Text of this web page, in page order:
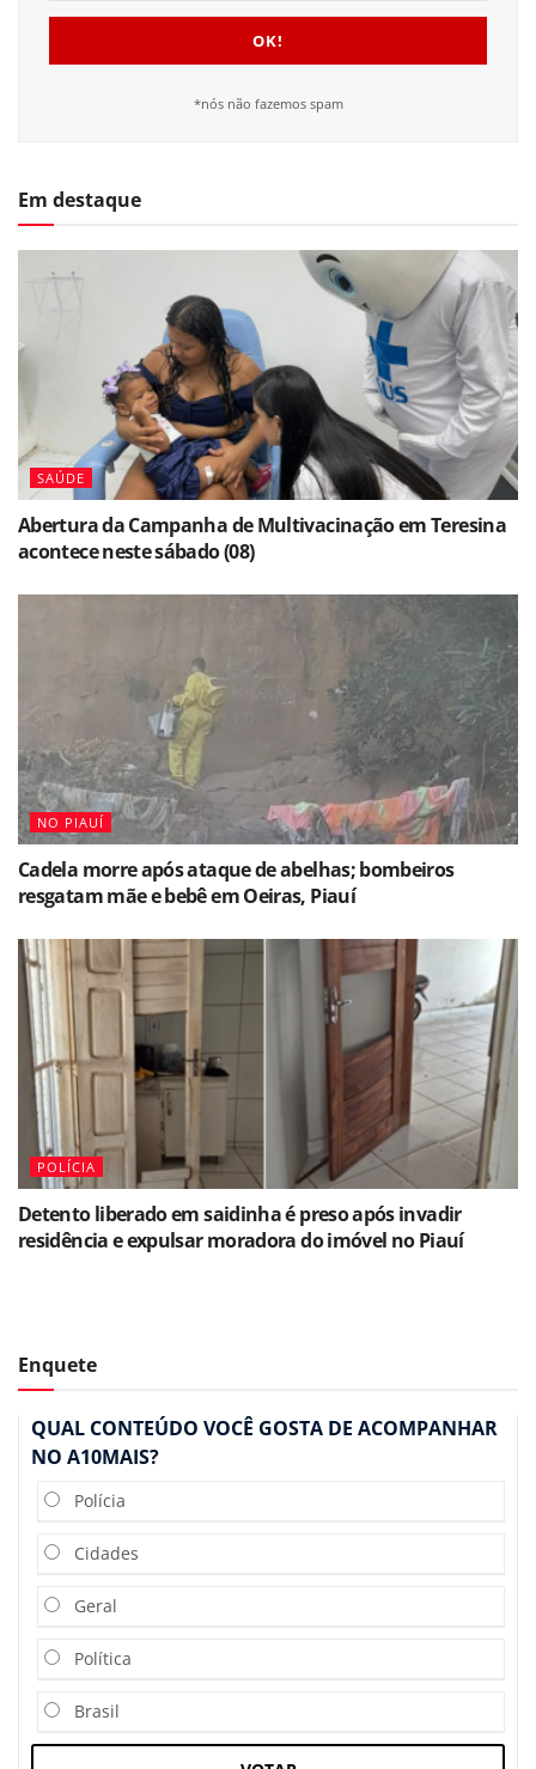
*nós não fazemos spam
Em destaque
SAÚDE
Abertura da Campanha de Multivacinação em Teresina
acontece neste sábado (08)
NO PIAUÍ
Cadela morre após ataque de abelhas; bombeiros
resgatam mãe e bebê em Oeiras, Piauí
POLÍCIA
Detento liberado em saidinha é preso após invadir
residência e expulsar moradora do imóvel no Piauí
Enquete
QUAL CONTEÚDO VOCÊ GOSTA DE ACOMPANHAR
NO A10MAIS?
Polícia
Cidades
Geral
Política
Brasil